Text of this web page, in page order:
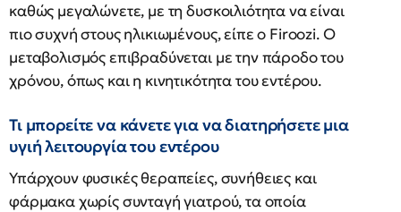
καθώς μεγαλώνετε, με τη δυσκοιλιότητα να είναι
πιο συχνή στους ηλικιωμένους, είπε ο Firoozi. Ο
μεταβολισμός επιβραδύνεται με την πάροδο του
χρόνου, όπως και η κινητικότητα του εντέρου.
Τι μπορείτε να κάνετε για να διατηρήσετε μια
υγιή λειτουργία του εντέρου
Υπάρχουν φυσικές θεραπείες, συνήθειες και
φάρμακα χωρίς συνταγή γιατρού, τα οποία